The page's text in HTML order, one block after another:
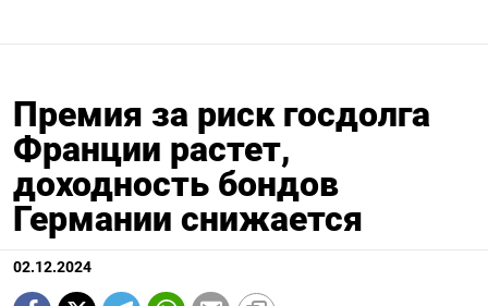
Премия за риск госдолга
Франции растет,
доходность бондов
Германии снижается
02.12.2024